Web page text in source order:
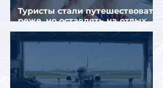
Туристы стали путешествовать
реже, но оставлять на отдых
почти на 40% больше